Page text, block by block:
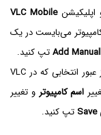
اپلیکیشنVLC Mobile
می‌بایست در یک
Addتپ کنید.
اسم کامپیوتر و تغییر
Save تپ کنید.